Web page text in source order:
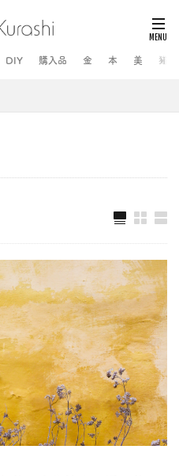
DIY 購入品 金 本 美 猫